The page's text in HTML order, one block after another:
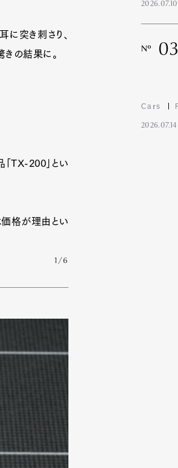
突き刺さり、
きの結果に。
「TX-200」とい
価格が理由とい
1/6
2026.07.10
Nº 03
Cars
2026.07.14